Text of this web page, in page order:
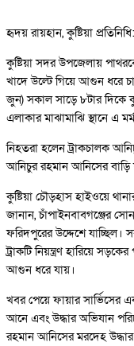
হৃদয় রায়হান, কুষ্টিয়া প্রতিনিধি:
কুষ্টিয়া সদর উপজেলায়
খাদে উল্টে গিয়ে আগুন ধরে
জুন) সকাল সাড়ে ৮টার দিকে
এলাকার মাঝামাঝি স্থানে এ
নিহতরা হলেন ট্রাকচালক
আনিচুর রহমান আনিসের
কুষ্টিয়া চৌড়হাস হাইওয়ে
জানান, চাঁপাইনবাবগঞ্জের
ফরিদপুরের উদ্দেশে যাচ্ছিল।
ট্রাকটি নিয়ন্ত্রণ হারিয়ে
আগুন ধরে যায়।
খবর পেয়ে ফায়ার সার্ভিসের
আনে এবং উদ্ধার অভিযান
রহমান আনিসের মরদেহ